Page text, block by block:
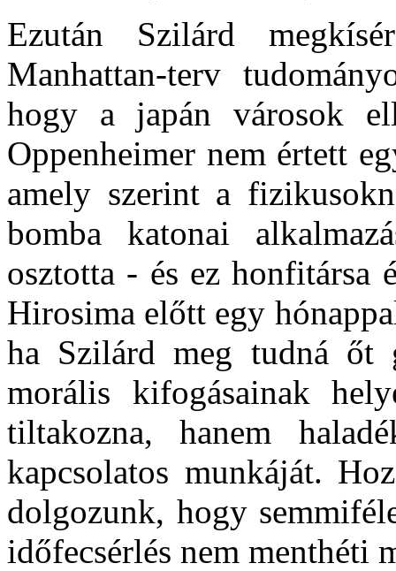
Ezután Szilárd
Manhattan-terv
hogy a japán városok
Oppenheimer nem értett
amely szerint a
bomba katonai
osztotta - és ez honfitársa
Hirosima előtt egy
ha Szilárd meg tudná őt
morális kifogásainak
tiltakozna, hanem
kapcsolatos munkáját.
dolgozunk, hogy
időfecsérlés nem menthéti